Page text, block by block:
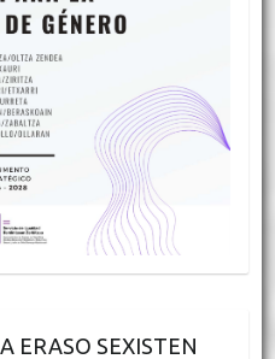
ERASO SEXISTEN